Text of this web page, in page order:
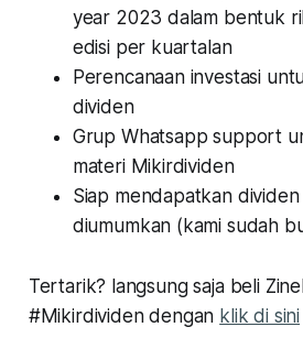
year 2023 dalam bentuk
edisi per kuartalan
Perencanaan investasi
dividen
Grup Whatsapp support
materi Mikirdividen
Siap mendapatkan
diumumkan (kami sudah
Tertarik? langsung saja beli
#Mikirdividen dengan klik di sini